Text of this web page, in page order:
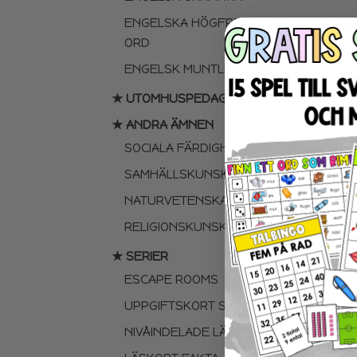
ENGELSKA HÖGFREKVENTA
ORD
ENGELSK MUNTLIGA FÄRDIGHET
★ UTOMHUSPEDAGOGIK
★ ANDRA ÄMNEN
SOCIALA FÄRDIGHETER
SAMHÄLLSKUNSKAP
NATURVETENSKAP
RELIGIONSKUNSKAP
★ SERIER
ESCAPE ROOMS
UPPGIFTSKORT SVENSKA
NIVÅINDELADE LÄSTEXTER